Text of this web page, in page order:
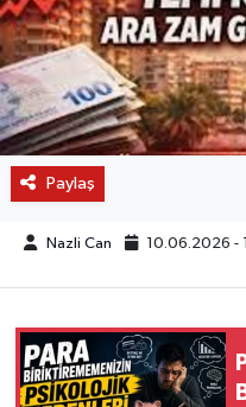
Paylaş
Nazli Can 10.06.2026 -